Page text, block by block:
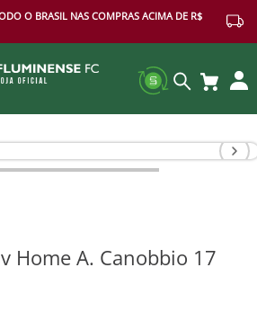
O BRASIL NAS COMPRAS ACIMA DE R$
Home A. Canobbio 17